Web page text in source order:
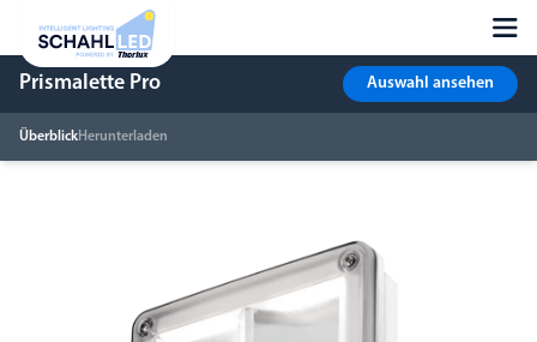
Prismalette Pro
ÜberblickHerunterladen
Auswahl ansehen